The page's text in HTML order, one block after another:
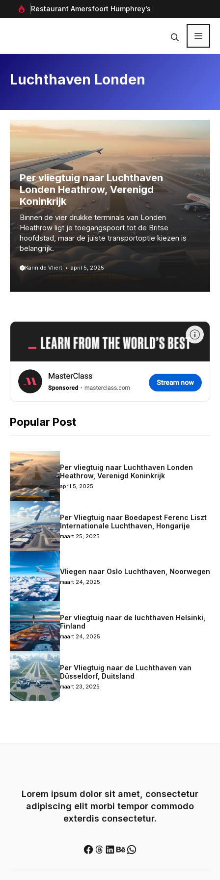
naar
Amersfoort Humphrey’s Aanbiedingen bij
Luchthaven Londen
Per vliegtuig naar Luchthaven
Londen Heathrow, Verenigd
Koninkrijk
Binnen de vier drukke terminals van Londen
Heathrow ligt je toegangspoort tot de Britse
hoofdstad, maar de juiste transportoptie kiezen is
belangrijk.
Karin de Vliert april 5, 2025
Popular Post
Per vliegtuig naar Luchthaven Londen
Heathrow, Verenigd Koninkrijk
april 5, 2025
Per Vliegtuig naar Boedapest Ferenc Liszt
Internationale Luchthaven, Hongarije
maart 25, 2025
Vliegen naar Oslo Luchthaven, Noorwegen
maart 24, 2025
Per vliegtuig naar de luchthaven Helsinki,
Finland
maart 24, 2025
Per Vliegtuig naar de Luchthaven van
Düsseldorf, Duitsland
maart 23, 2025
Lorem ipsum dolor sit amet, consectetur
adipiscing elit morbi tempor commodo
exterdis consectetur.
Facebook
Threads
LinkedIn
Behance
WhatsApp